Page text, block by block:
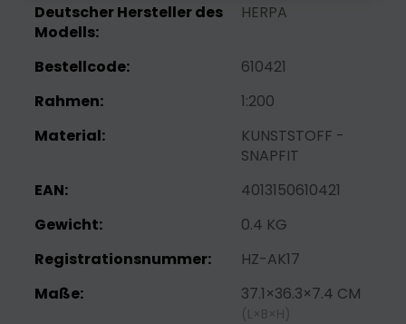
Deutscher Hersteller des
Modells:
HERPA
Bestellcode:
610421
Rahmen:
1:200
Material:
KUNSTSTOFF -
SNAPFIT
EAN:
4013150610421
Gewicht:
0.4 KG
Registrationsnummer:
HZ-AK17
Maße:
37.1×36.3×7.4 CM
(L×B×H)